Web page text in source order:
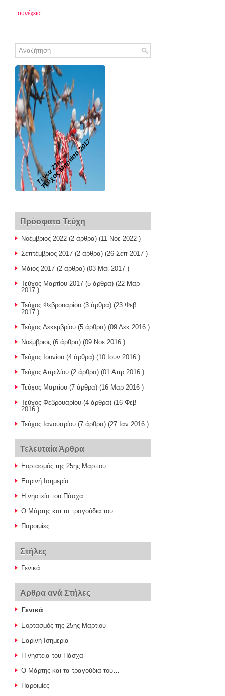
συνέχεια..
Τί νέα 21ο;
Τεύχος Μαρτίου 2017
Πρόσφατα Τεύχη
Νοέμβριος 2022 (2 άρθρα) (11 Νοε 2022 )
Σεπτέμβριος 2017 (2 άρθρα) (26 Σεπ 2017 )
Μάιος 2017 (2 άρθρα) (03 Μάι 2017 )
Τεύχος Μαρτίου 2017 (5 άρθρα) (22 Μαρ
2017 )
Τεύχος Φεβρουαρίου (3 άρθρα) (23 Φεβ
2017 )
Τεύχος Δεκεμβρίου (5 άρθρα) (09 Δεκ 2016 )
Νοέμβριος (6 άρθρα) (09 Νοε 2016 )
Τεύχος Ιουνίου (4 άρθρα) (10 Ιουν 2016 )
Τεύχος Απριλίου (2 άρθρα) (01 Απρ 2016 )
Τεύχος Μαρτίου (7 άρθρα) (16 Μαρ 2016 )
Τεύχος Φεβρουαρίου (4 άρθρα) (16 Φεβ
2016 )
Τεύχος Ιανουαρίου (7 άρθρα) (27 Ιαν 2016 )
Τελευταία Άρθρα
Εορτασμός της 25ης Μαρτίου
Εαρινή Ισημερία
Η νηστεία του Πάσχα
Ο Μάρτης και τα τραγούδια του…
Παροιμίες
Στήλες
Γενικά
Άρθρα ανά Στήλες
Γενικά
Εορτασμός της 25ης Μαρτίου
Εαρινή Ισημερία
Η νηστεία του Πάσχα
Ο Μάρτης και τα τραγούδια του…
Παροιμίες